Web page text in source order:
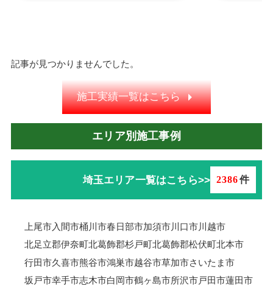
記事が見つかりませんでした。
施工実績一覧はこちら
エリア別施工事例
埼玉エリア一覧はこちら>> 2386件
上尾市入間市桶川市春日部市加須市川口市川越市
北足立郡伊奈町北葛飾郡杉戸町北葛飾郡松伏町北本市
行田市久喜市熊谷市鴻巣市越谷市草加市さいたま市
坂戸市幸手市志木市白岡市鶴ヶ島市所沢市戸田市蓮田市